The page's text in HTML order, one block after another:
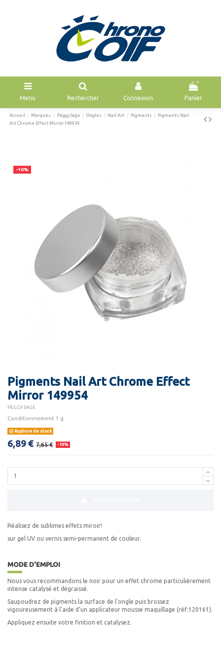
Menu Rechercher Connexion
0
Panier
Accueil Marques Peggy Sage Ongles Nail Art Pigments
Pigments Nail
Art Chrome Effect Mirror 149954
-10%
Pigments Nail Art Chrome Effect
Mirror 149954
PEGGY SAGE
Conditionnement 1 g
Rupture de stock
6,89 € 7,65 € -10%
Réalisez de sublimes effets miroir!
sur gel UV ou vernis semi-permanent de couleur.
MODE D'EMPLOI
Nous vous recommandons le noir pour un effet chrome particulièrement
intense catalysé et dégraissé.
Saupoudrez de pigments la surface de l'ongle puis brossez
vigoureusement à l'aide d'un applicateur mousse maquillage (réf:120161).
Appliquez ensuite votre finition et catalysez.